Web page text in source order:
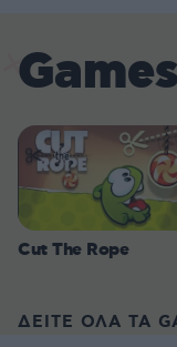
Games
Cut The Rope
ΔΕΙΤΕ ΟΛΑ ΤΑ